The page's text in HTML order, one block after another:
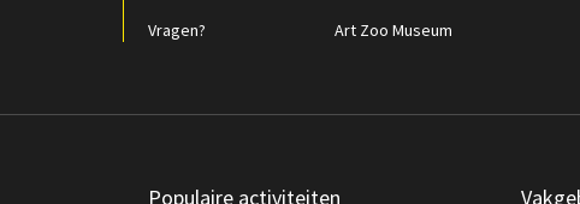
Vragen?
Art Zoo Museum
Populaire activiteiten